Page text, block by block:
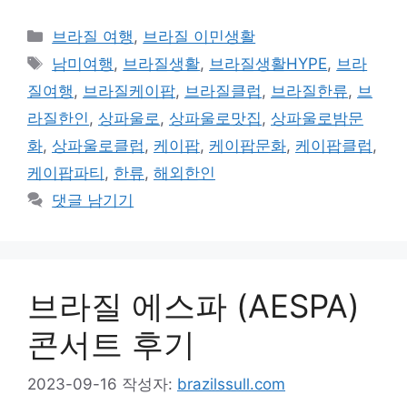
카
테
고
리
브라질 여행 , 브라질 이민생활
태
그
남미여행 , 브라질생활, 브라질생활HYPE, 브라
질여행 , 브라질케이팝, 브라질클럽 , 브라질한류, 브
라질한인 , 상파울로 , 상파울로맛집 , 상파울로밤문
화, 상파울로클럽 , 케이팝, 케이팝문화, 케이팝클럽 ,
케이팝파티 , 한류, 해외한인
댓글 남기기
브라질 에스파 (AESPA)
콘서트 후기
2023-09-16 작성자: brazilssull.com